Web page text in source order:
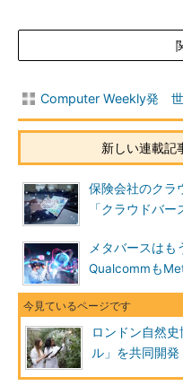
Computer Weekly発 世
新しい連載記
保険会社のクラ
「クラウドバ
メタバースは
Qualcommも
ロンドン自然
ル」を共同開